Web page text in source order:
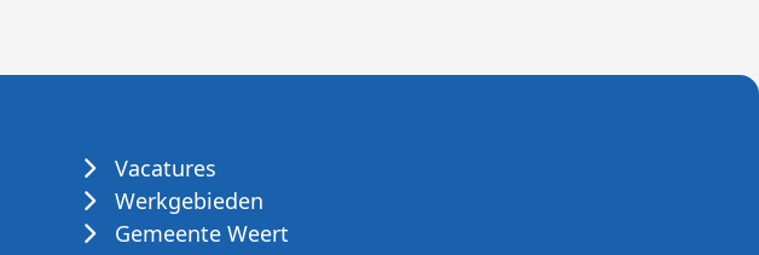
Vacatures
Werkgebieden
Gemeente Weert